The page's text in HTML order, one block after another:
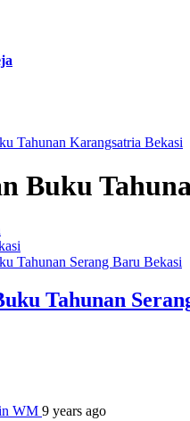
Tahunan Karangsatria Bekasi
Buku
Tahunan Serang Baru Bekasi
Tahunan
WM 9 years ago